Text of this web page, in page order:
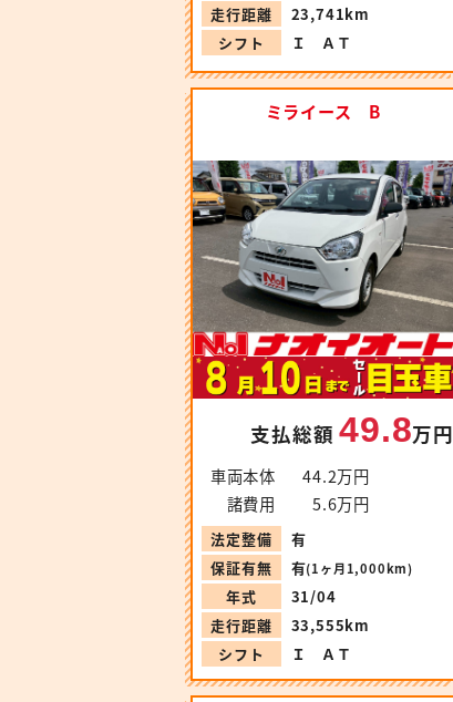
走行距離
23,741km
シフト
Ｉ ＡＴ
ミライース B
支払総額49.8万円
車両本体
44.2万円
諸費用
5.6万円
法定整備
有
保証有無
有(1ヶ月1,000km)
年式
31/04
走行距離
33,555km
シフト
Ｉ ＡＴ